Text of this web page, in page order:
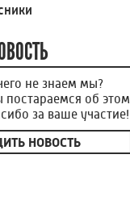
не знаем мы?
об этом
за ваше участие!
НОВОСТЬ